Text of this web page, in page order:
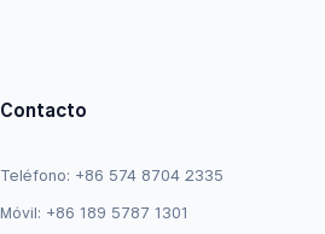
Contacto
Teléfono: +86 574 8704 2335
Móvil: +86 189 5787 1301